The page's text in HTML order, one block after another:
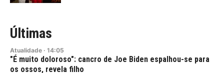
Últimas
Atualidade · 14:05
"É muito doloroso": cancro de Joe Biden espalhou-se para
os ossos, revela filho